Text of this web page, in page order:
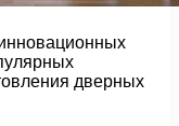
дверных